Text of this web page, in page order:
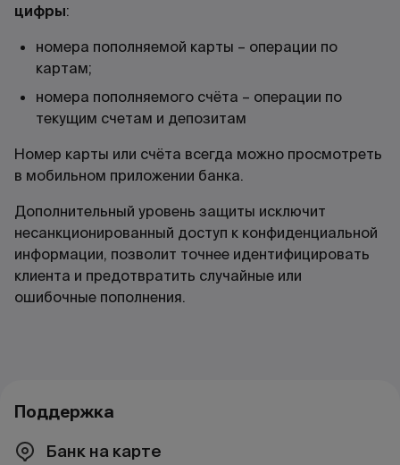
цифры:
номера пополняемой карты – операции по
картам;
номера пополняемого счёта – операции по
текущим счетам и депозитам
Номер карты или счёта всегда можно просмотреть
в мобильном приложении банка.
Дополнительный уровень защиты исключит
несанкционированный доступ к конфиденциальной
информации, позволит точнее идентифицировать
клиента и предотвратить случайные или
ошибочные пополнения.
Поддержка
Банк на карте